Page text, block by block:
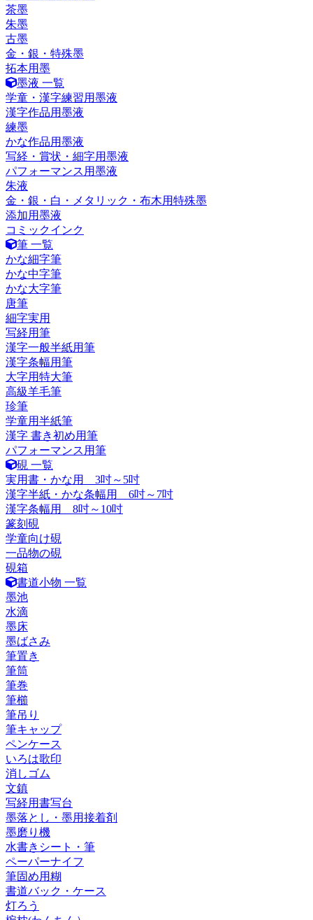
茶墨
朱墨
古墨
金・銀・特殊墨
拓本用墨
墨液 一覧
学童・漢字練習用墨液
漢字作品用墨液
練墨
かな作品用墨液
写経・賞状・細字用墨液
パフォーマンス用墨液
朱液
金・銀・白・メタリック・布木用特殊墨
添加用墨液
コミックインク
筆 一覧
かな細字筆
かな中字筆
かな大字筆
唐筆
細字実用
写経用筆
漢字一般半紙用筆
漢字条幅用筆
大字用特大筆
高級羊毛筆
珍筆
学童用半紙筆
漢字 書き初め用筆
パフォーマンス用筆
硯 一覧
実用書・かな用 3吋～5吋
漢字半紙・かな条幅用 6吋～7吋
漢字条幅用 8吋～10吋
篆刻硯
学童向け硯
一品物の硯
硯箱
書道小物 一覧
墨池
水滴
墨床
墨ばさみ
筆置き
筆筒
筆巻
筆櫛
筆吊り
筆キャップ
ペンケース
いろは歌印
消しゴム
文鎮
写経用書写台
墨落とし・墨用接着剤
墨磨り機
水書きシート・筆
ペーパーナイフ
筆固め用糊
書道バック・ケース
灯ろう